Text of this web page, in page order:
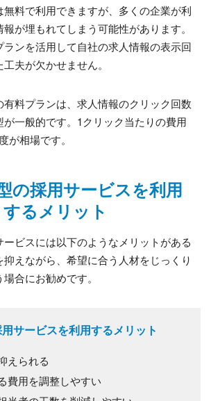
料で利用できますが、多くの企業が利
が埋もれてしまう可能性があります。
ンを活用して自社の求人情報の表示回
夫が欠かせません。
料プランは、求人情報のクリック回数
一般的です。1クリック当たりの費用
が相場です。
の採用サービスを利用
するメリット
ービスには以下のようなメリットがある
えながら、希望に合う人材をじっくり
合にお勧めです。
サービスを利用するメリット
えられる
費用を調整しやすい